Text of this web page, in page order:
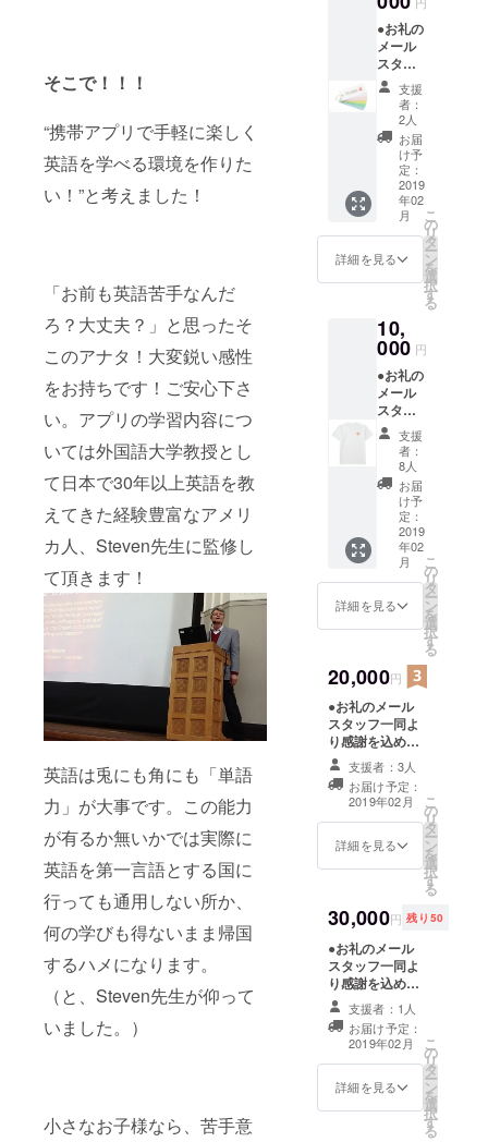
そこで！！！
“携帯アプリで手軽に楽しく
英語を学べる環境を作りた
い！”と考えました！
「お前も英語苦手なんだ
ろ？大丈夫？」と思ったそ
このアナタ！大変鋭い感性
をお持ちです！ご安心下さ
い。アプリの学習内容につ
いては外国語大学教授とし
て日本で30年以上英語を教
えてきた経験豊富なアメリ
カ人、Steven先生に監修し
て頂きます！
英語は兎にも角にも「単語
力」が大事です。この能力
が有るか無いかでは実際に
英語を第一言語とする国に
行っても通用しない所か、
何の学びも得ないまま帰国
するハメになります。
（と、Steven先生が仰って
いました。）
小さなお子様なら、苦手意
豊富な
サウン
ドコン
テンツ
をお届
けしま
す。 ※
画像は
イメー
ジで
す。
●お礼の
メール
スタッ
フ一同
より感
謝を込
めた
メール
をお送
りしま
す。 ●
オリジ
ナル英
単語帳
※画像は
イメー
す。
支援
者：
2人
お届
け予
定：
2019
年02
月
詳細を見る
こ
の
リ
タ
ー
ン
を
選
択
す
る
10,
000 円
●お礼の
メール
スタッ
フ一同
より感
謝を込
めた
メール
をお送
りしま
す。
●flower
postオ
リジナ
ルデザ
インT
※画像は
イメー
ジで
す。
支援
者：
8人
お届
け予
定：
2019
年02
月
詳細を見る
こ
の
リ
タ
ー
ン
を
選
択
す
る
20,000円
●お礼のメール
スタッフ一同よ
り感謝を込めた
メールをお送り
します。 ●ス
タッフロールに
お名前記載 ※先
着50名様限定
支援者：3人
お届け予定：
2019年02月
詳細を見る
こ
の
リ
タ
ー
ン
を
選
択
す
る
30,000円 残り50
●お礼のメール
スタッフ一同よ
り感謝を込めた
メールをお送り
します。 ●ス
タッフロールに
お名前記載 ※先
着50名様限定 ●
オリジナルサウ
ンドトラックCD
支援者：1人
お届け予定：
2019年02月
詳細を見る
こ
の
リ
タ
ー
ン
を
選
択
す
る